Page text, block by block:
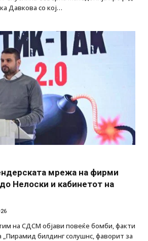
Давкова со кој…
мрежа на фирми
Нелоски и кабинетот на
на СДСМ објави повеќе бомби, факти
билдинг солушнс, фаворит за